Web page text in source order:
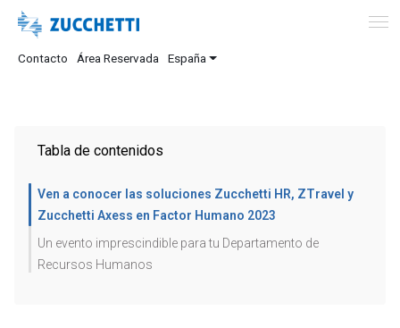
Contacto Área Reservada España
Tabla de contenidos
Ven a conocer las soluciones Zucchetti HR, ZTravel y
Zucchetti Axess en Factor Humano 2023
Un evento imprescindible para tu Departamento de
Recursos Humanos